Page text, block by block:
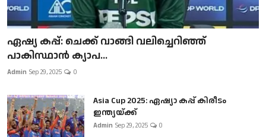
ഏഷ്യ കപ്പ്: ചെക്ക് വാങ്ങി വലിച്ചെറിഞ്ഞ്
പാകിസ്ഥാൻ ക്യാപ...
Admin Sep 29, 2025 0
Asia Cup 2025: ഏഷ്യാ കപ്പ് കിരീടം
ഇന്ത്യയ്ക്ക്
Admin Sep 29, 2025 0